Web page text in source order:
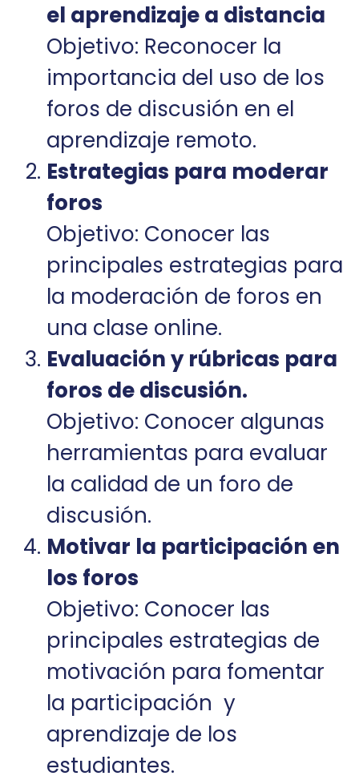
el aprendizaje a distancia
Objetivo: Reconocer la
importancia del uso de los
foros de discusión en el
aprendizaje remoto.
Estrategias para moderar
foros
Objetivo: Conocer las
principales estrategias para
la moderación de foros en
una clase online.
Evaluación y rúbricas para
foros de discusión.
Objetivo: Conocer algunas
herramientas para evaluar
la calidad de un foro de
discusión.
Motivar la participación en
los foros
Objetivo: Conocer las
principales estrategias de
motivación para fomentar
la participación y
aprendizaje de los
estudiantes.